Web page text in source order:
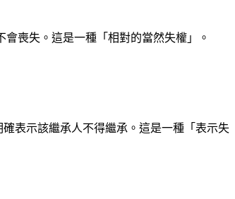
喪失。這是一種「相對的當然失權」。
表示該繼承人不得繼承。這是一種「表示失